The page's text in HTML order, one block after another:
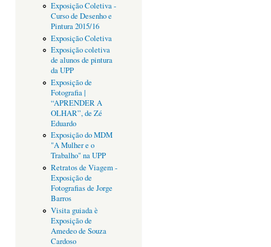
Exposição Coletiva -
Curso de Desenho e
Pintura 2015/16
Exposição Coletiva
Exposição coletiva
de alunos de pintura
da UPP
Exposição de
Fotografia |
“APRENDER A
OLHAR”, de Zé
Eduardo
Exposição do MDM
"A Mulher e o
Trabalho" na UPP
Retratos de Viagem -
Exposição de
Fotografias de Jorge
Barros
Visita guiada è
Exposição de
Amedeo de Souza
Cardoso